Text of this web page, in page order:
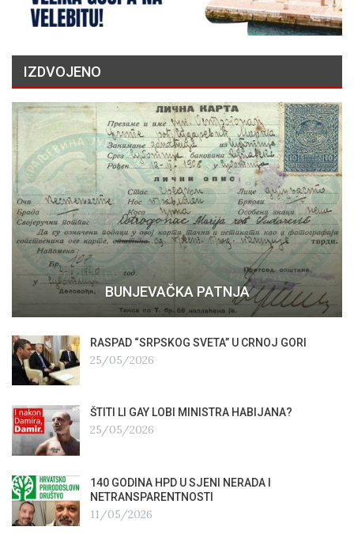
IZDVOJENO
BUNJEVAČKA PATNJA
RASPAD “SRPSKOG SVETA” U CRNOJ GORI
25/05/2026
ŠTITI LI GAY LOBI MINISTRA HABIJANA?
25/05/2026
140 GODINA HPD U SJENI NERADA I
NETRANSPARENTNOSTI
11/05/2026